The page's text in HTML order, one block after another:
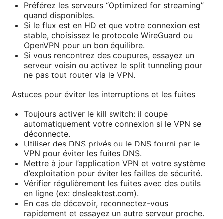
Préférez les serveurs “Optimized for streaming”
quand disponibles.
Si le flux est en HD et que votre connexion est
stable, choisissez le proto­cole WireGuard ou
OpenVPN pour un bon équilibre.
Si vous rencontrez des coupures, essayez un
serveur voisin ou activez le split tunneling pour
ne pas tout router via le VPN.
Astuces pour éviter les interruptions et les fuites
Toujours activer le kill switch: il coupe
automatiquement votre connexion si le VPN se
déconnecte.
Utiliser des DNS privés ou le DNS fourni par le
VPN pour éviter les fuites DNS.
Mettre à jour l’application VPN et votre système
d’exploitation pour éviter les failles de sécurité.
Vérifier régulièrement les fuites avec des outils
en ligne (ex: dnsleaktest.com).
En cas de décevoir, reconnectez-vous
rapidement et essayez un autre serveur proche.